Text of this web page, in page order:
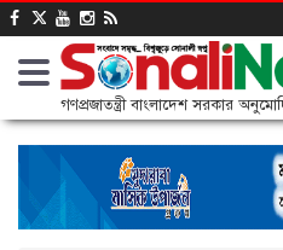
গণপ্রজাতন্ত্রী বাংলাদেশ সরকার